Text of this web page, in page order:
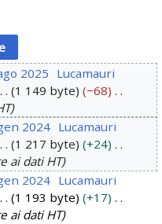
2025
Lucamauri
1 149 byte
−68
2024 Lucamauri
1 217 byte
+24
ai dati HT
2024 Lucamauri
1 193 byte
+17
ai dati HT